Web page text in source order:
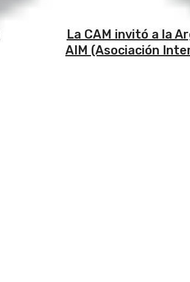
La CAM invitó a la
AIM (Asociación